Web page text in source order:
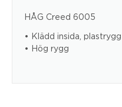
HÅG Creed 6005
• Klädd insida,
• Hög rygg